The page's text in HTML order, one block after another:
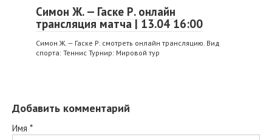
Симон Ж. — Гаске Р. онлайн
трансляция матча | 13.04 16:00
Симон Ж. — Гаске Р. смотреть онлайн трансляцию. Вид
спорта: Теннис Турнир: Мировой тур
Добавить комментарий
Имя *